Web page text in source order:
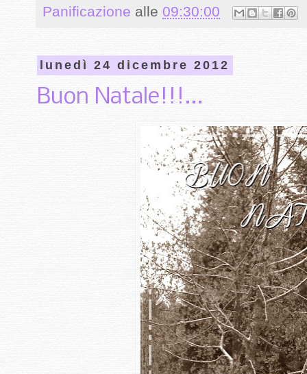
Panificazione alle 09:30:00
lunedì 24 dicembre 2012
Buon Natale!!!...